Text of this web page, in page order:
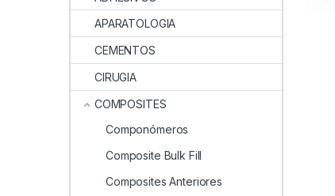
APARATOLOGIA
CEMENTOS
CIRUGIA
COMPOSITES
Componómeros
Composite Bulk Fill
Composites Anteriores